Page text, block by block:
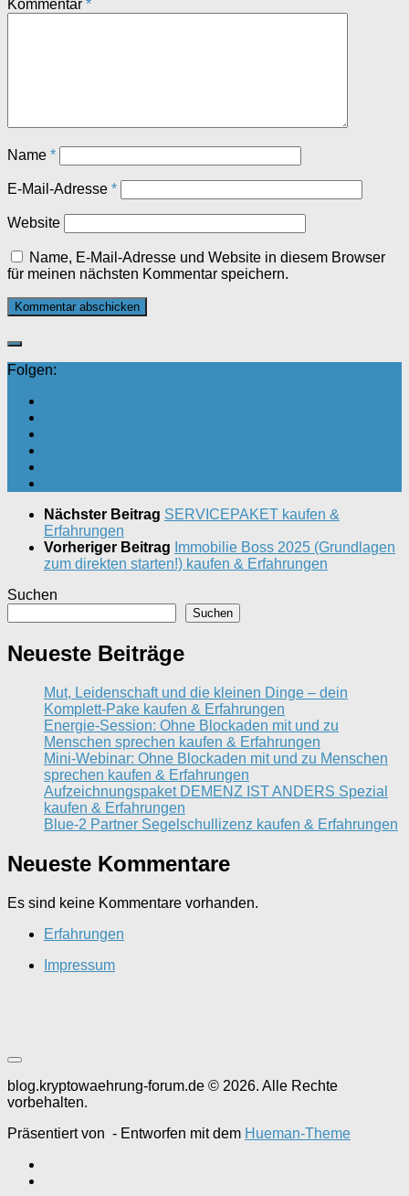
Kommentar *
Name *
E-Mail-Adresse *
Website
Name, E-Mail-Adresse und Website in diesem Browser
für meinen nächsten Kommentar speichern.
Folgen:
Nächster Beitrag SERVICEPAKET kaufen &
Erfahrungen
Vorheriger Beitrag Immobilie Boss 2025 (Grundlagen
zum direkten starten!) kaufen & Erfahrungen
Suchen
Suchen
Neueste Beiträge
Mut, Leidenschaft und die kleinen Dinge – dein
Komplett-Pake kaufen & Erfahrungen
Energie-Session: Ohne Blockaden mit und zu
Menschen sprechen kaufen & Erfahrungen
Mini-Webinar: Ohne Blockaden mit und zu Menschen
sprechen kaufen & Erfahrungen
Aufzeichnungspaket DEMENZ IST ANDERS Spezial
kaufen & Erfahrungen
Blue-2 Partner Segelschullizenz kaufen & Erfahrungen
Neueste Kommentare
Es sind keine Kommentare vorhanden.
Erfahrungen
Impressum
blog.kryptowaehrung-forum.de © 2026. Alle Rechte
vorbehalten.
Präsentiert von - Entworfen mit dem Hueman-Theme